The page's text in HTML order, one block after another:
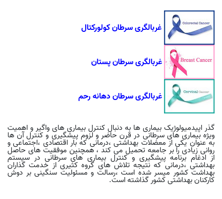
غربالگری سرطان کولورکتال
غربالگری سرطان پستان
غربالگری سرطان دهانه رحم
گذر اپیدمیولوژیک بیماری ها به دنبال کنترل بیماری های واگیر و اهمیت
ویژه بیماری های سرطانی در قرن حاضر و لزوم پیشگیری و کنترل آن ها
به عنوان یکی از معضلات بهداشتی ،درمانی که بار اقتصادی ،اجتماعی و
روانی زیادی را بر جامعه تحمیل می کند ، همچنین موفقیت های حاصل
از ادغام برنامه پیشگیری و کنترل بیماری های سرطانی در سیستم
بهداشتی ،درمانی که نتیجه تلاش های گروه کثیری از خدمت گذاران
بهداشت کشور میسر شده است ،رسالت و مسئولیت سنگینی بر دوش
کارکنان بهداشتی کشور گذاشته است.